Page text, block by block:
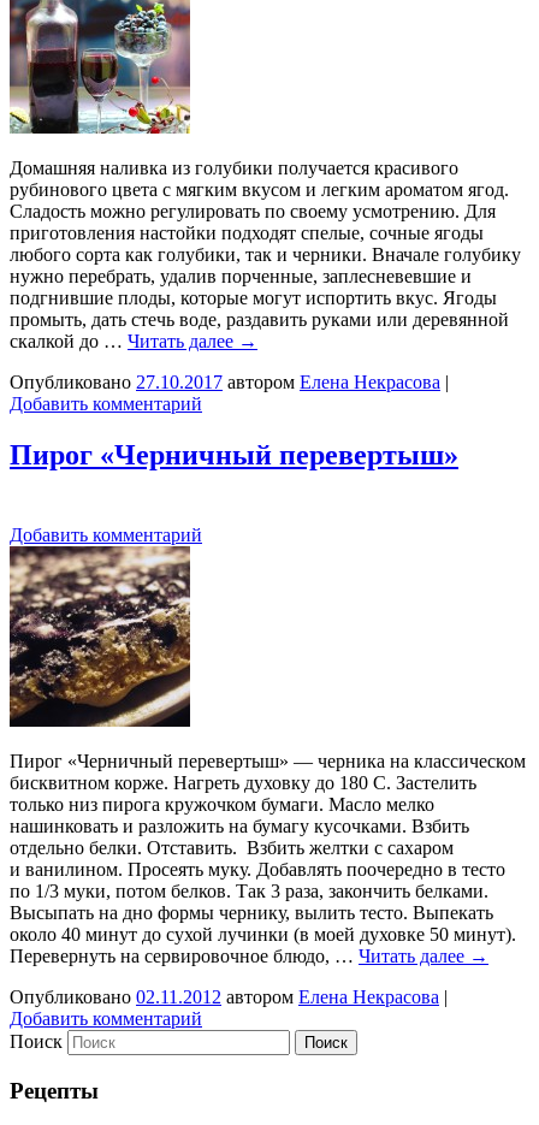
Домашняя наливка из голубики получается красивого
рубинового цвета с мягким вкусом и легким ароматом ягод.
Сладость можно регулировать по своему усмотрению. Для
приготовления настойки подходят спелые, сочные ягоды
любого сорта как голубики, так и черники. Вначале голубику
нужно перебрать, удалив порченные, заплесневевшие и
подгнившие плоды, которые могут испортить вкус. Ягоды
промыть, дать стечь воде, раздавить руками или деревянной
скалкой до … Читать далее →
Опубликовано 27.10.2017 автором Елена Некрасова |
Добавить комментарий
Пирог «Черничный перевертыш»
Добавить комментарий
Пирог «Черничный перевертыш» — черника на классическом
бисквитном корже. Нагреть духовку до 180 С. Застелить
только низ пирога кружочком бумаги. Масло мелко
нашинковать и разложить на бумагу кусочками. Взбить
отдельно белки. Отставить. Взбить желтки с сахаром
и ванилином. Просеять муку. Добавлять поочередно в тесто
по 1/3 муки, потом белков. Так 3 раза, закончить белками.
Высыпать на дно формы чернику, вылить тесто. Выпекать
около 40 минут до сухой лучинки (в моей духовке 50 минут).
Перевернуть на сервировочное блюдо, … Читать далее →
Опубликовано 02.11.2012 автором Елена Некрасова |
Добавить комментарий
Поиск
Рецепты